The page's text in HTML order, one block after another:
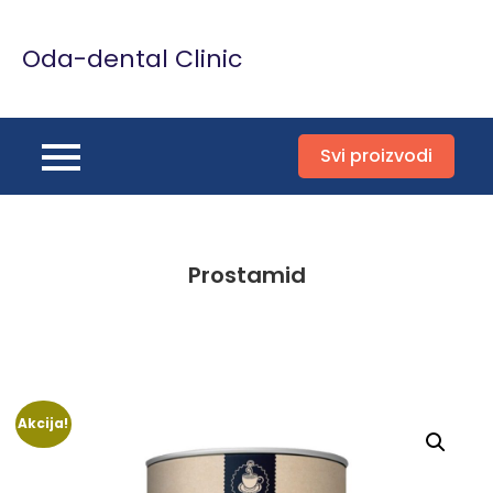
content
Oda-dental Clinic
Svi proizvodi
Prostamid
Akcija!